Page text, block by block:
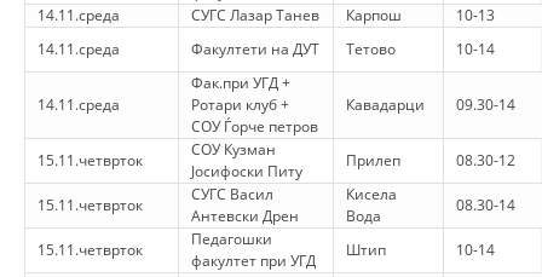
ДОГОВОРИ
ЗНАЧЕЊЕ НА СЛУЖБАТА ЗА БАРАЊЕ
ФОРМУЛАРИ ЗА БАРАЊА
ЗДРАВСТВЕНО ПРЕВЕНТИВНА ДЕЈНОСТ
ПРВА ПОМОШ
14.11.среда
СУГС Лазар Танев Карпош
10-13
14.11.среда
Факултети на ДУТ Тетово 10-14
14.11.среда
Фак.при УГД +
Ротари клуб +
СОУ Ѓорче петров
Кавадарци 09.30-14
15.11.четврток
СОУ Кузман
Јосифоски Питу
Прилеп 08.30-12
15.11.четврток
СУГС Васил
Антевски Дрен
Кисела
Вода
08.30-14
15.11.четврток
Педагошки
факултет при УГД
Штип 10-14